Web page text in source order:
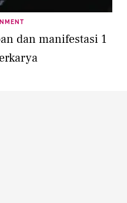
dan manifestasi 1